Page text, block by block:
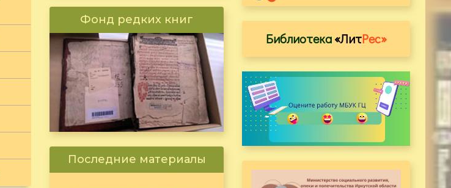
Фонд редких книг
Последние материалы
Библиотека«ЛитРес»